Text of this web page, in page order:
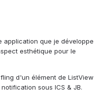
application que je développe
esthétique pour le
d'un élément de ListView
sous ICS & JB.